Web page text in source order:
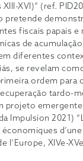
XVI)” (ref.
pretende
fiscais papais e
de
diferentes
se revelam
ordem para
tardo-
projeto emergente
Impulsion 2021)
économiques
l’Europe, XIVe-